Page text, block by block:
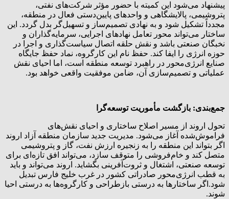
پیشنهاد می‌شود این کمیته با حضور مؤثر شرکت‌های نفتی،
پتروشیمی، پالایشگاهی و واحدهای پایین‌دستی فعال در منطقه،
مجدداً تشکیل شود و به نهادی تصمیم‌ساز و تسهیل‌گر بدل گردد. این
ساختار می‌تواند محور تعامل نهادهای اجرایی، سرمایه‌گذاران و
نخبگان صنعتی باشد و نقش حلقه اتصال سیاست‌گذاری و اجرا در
حوزه انرژی را ایفا کند. حفظ نام این کارگروه، نماد حفظ جایگاه
صنایع انرژی‌محور در راهبرد توسعه منطقه است، اما احیای نقش
عملیاتی و تصمیم‌سازی آن، ضامن موفقیت واقعی خواهد بود.
جمع‌بندی: بازگشت مأموریت توسعه‌گرا
تحول اروند از مسیر اصلاح ساختاری و احیای نقش‌های
فراموش‌شده آغاز می‌شود. مدیریت جدید سازمان منطقه آزاد اروند
اگر بتواند این منطقه را به زنجیره ارزش نفت، گاز و پتروشیمی
متصل کند و خام‌فروشی را متوقف سازد، می‌تواند افق تازه‌ای برای
توسعه صنعتی، اشتغال و ثروت‌آفرینی بگشاید. اروند می‌تواند و باید
به قطب انرژی‌محور صادراتی کشور در غرب خلیج فارس تبدیل
شود.اگر ساختارها به درستی بازطراحی و کارگروه‌ها به درستی احیا
شوند.